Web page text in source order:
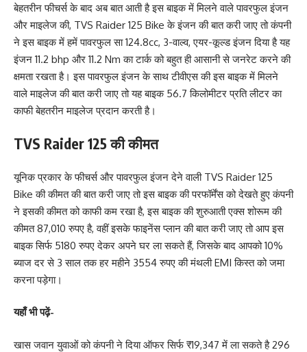
बेहतरीन फीचर्स के बाद अब बात आती है इस बाइक में मिलने वाले पावरफुल इंजन
और माइलेज की, TVS Raider 125 Bike के इंजन की बात करी जाए तो कंपनी
ने इस बाइक में हमें पावरफुल सा 124.8cc, 3-वाल्व, एयर-कूल्ड इंजन दिया है यह
इंजन 11.2 bhp और 11.2 Nm का टार्क को बहुत ही आसानी से जनरेट करने की
क्षमता रखता है। इस पावरफुल इंजन के साथ टीवीएस की इस बाइक में मिलने
वाले माइलेज की बात करी जाए तो यह बाइक 56.7 किलोमीटर प्रति लीटर का
काफी बेहतरीन माइलेज प्रदान करती है।
TVS Raider 125 की कीमत
यूनिक प्रकार के फीचर्स और पावरफुल इंजन देने वाली TVS Raider 125
Bike की कीमत की बात करी जाए तो इस बाइक की परफॉर्मेंस को देखते हुए कंपनी
ने इसकी कीमत को काफी कम रखा है, इस बाइक की शुरुआती एक्स शोरूम की
कीमत 87,010 रुपए है, वहीं इसके फाइनेंस प्लान की बात करी जाए तो आप इस
बाइक सिर्फ 5180 रुपए देकर अपने घर ला सकते हैं, जिसके बाद आपको 10%
ब्याज दर से 3 साल तक हर महीने 3554 रुपए की मंथली EMI किस्त को जमा
करना पड़ेगा।
यहाँ भी पढ़ें-
खास जवान युवाओं को कंपनी ने दिया ऑफर सिर्फ ₹19,347 में ला सकते है 296